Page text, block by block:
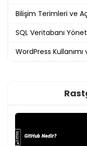
Bilişim Terimleri ve
SQL Veritabanı
WordPress